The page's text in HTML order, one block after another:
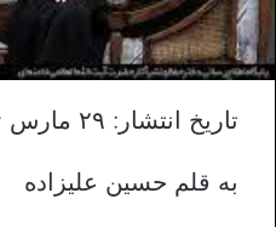
تاریخ انتشار: ۲۹ مارس ۲۰۲۴ / سایت زیتون
به قلم حسین علیزاده